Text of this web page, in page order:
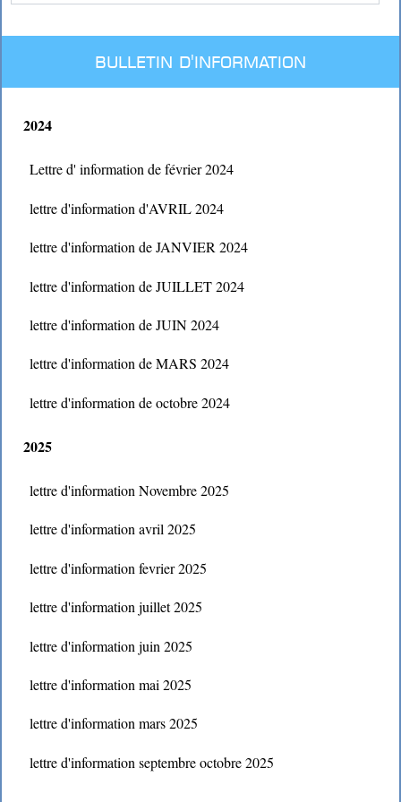
BULLETIN D'INFORMATION
2024
Lettre d' information de février 2024
lettre d'information d'AVRIL 2024
lettre d'information de JANVIER 2024
lettre d'information de JUILLET 2024
lettre d'information de JUIN 2024
lettre d'information de MARS 2024
lettre d'information de octobre 2024
2025
lettre d'information Novembre 2025
lettre d'information avril 2025
lettre d'information fevrier 2025
lettre d'information juillet 2025
lettre d'information juin 2025
lettre d'information mai 2025
lettre d'information mars 2025
lettre d'information septembre octobre 2025